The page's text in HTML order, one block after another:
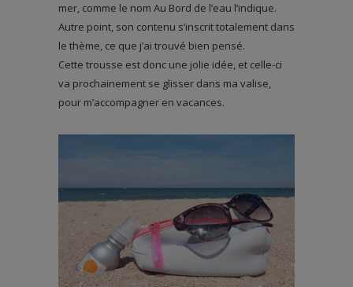
mer, comme le nom Au Bord de l’eau l’indique.
Autre point, son contenu s’inscrit totalement dans
le thème, ce que j’ai trouvé bien pensé.
Cette trousse est donc une jolie idée, et celle-ci
va prochainement se glisser dans ma valise,
pour m’accompagner en vacances.